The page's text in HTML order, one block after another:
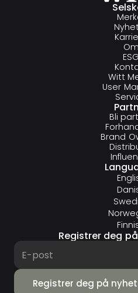
Om
ESG
Witt
User
Bli
Brand
Registrer deg